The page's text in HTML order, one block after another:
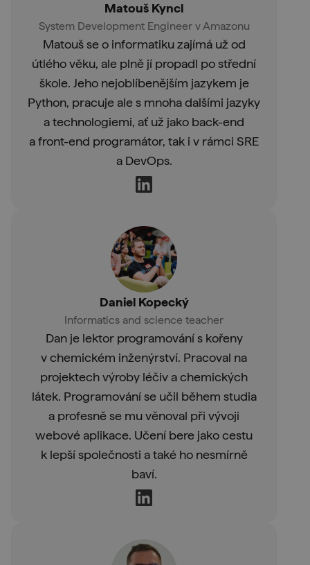
Matouš Kyncl
System Development Engineer v Amazonu
Matouš se o informatiku zajímá už od
útlého věku, ale plně jí propadl po střední
škole. Jeho nejoblíbenějším jazykem je
Python, pracuje ale s mnoha dalšími jazyky
a technologiemi, ať už jako back-end
a front-end programátor, tak i v rámci SRE
a DevOps.
Daniel Kopecký
Informatics and science teacher
Dan je lektor programování s kořeny
v chemickém inženýrství. Pracoval na
projektech výroby léčiv a chemických
látek. Programování se učil během studia
a profesně se mu věnoval při vývoji
webové aplikace. Učení bere jako cestu
k lepší společnosti a také ho nesmírně
baví.